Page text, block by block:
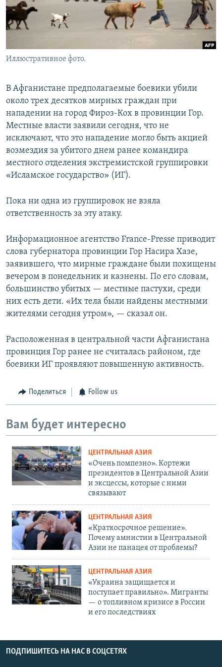
Иллюстративное фото.
В Афганистане предполагаемые боевики убили
около трех десятков мирных граждан при
нападении на город Фироз-Кох в провинции Гор.
Местные власти заявили сегодня, что не
исключают, что это нападение могло быть акцией
возмездия за убитого днем ранее командира
местного отделения экстремистской группировки
«Исламское государство» (ИГ).
Пока ни одна из группировок не взяла
ответственность за эту атаку.
Информационное агентство France-Presse приводит
слова губернатора провинции Гор Насира Хазе,
заявившего, что мирные граждане были похищены
вечером в понедельник и казнены. По его словам,
большинство убитых — местные пастухи, среди
них есть дети. «Их тела были найдены местными
жителями сегодня утром», — сказал он.
Расположенная в центральной части Афганистана
провинция Гор ранее не считалась районом, где
боевики ИГ проявляют повышенную активность.
Поделиться Follow us
Вам будет интересно
ЦЕНТРАЛЬНАЯ АЗИЯ
«Очень помпезно». Кортежи
президентов в Центральной Азии
и эксцессы, которые с ними
связывают
ЦЕНТРАЛЬНАЯ АЗИЯ
«Краткосрочное решение».
Почему амнистии в Центральной
Азии не панацея от проблемы?
ЦЕНТРАЛЬНАЯ АЗИЯ
«Украина защищается и
поступает правильно». Мигранты
— о топливном кризисе в России
и его последствиях
ПОДПИШИТЕСЬ НА НАС В СОЦСЕТЯХ